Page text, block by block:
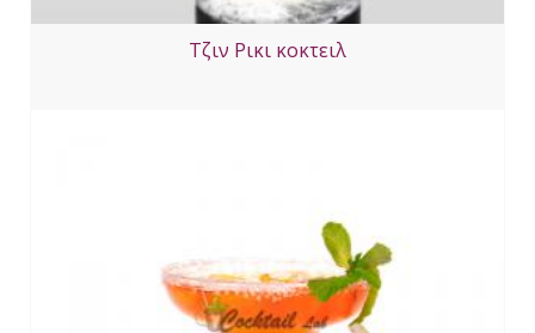
Τζιν Ρικι κοκτειλ